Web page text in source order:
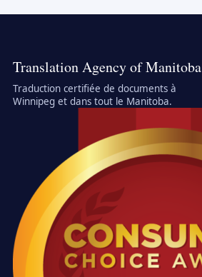
Translation Agency of Manitoba
Traduction certifiée de documents à
Winnipeg et dans tout le Manitoba.